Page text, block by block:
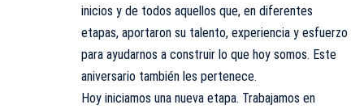
inicios y de todos aquellos que, en diferentes
etapas, aportaron su talento, experiencia y esfuerzo
para ayudarnos a construir lo que hoy somos. Este
aniversario también les pertenece.
Hoy iniciamos una nueva etapa. Trabajamos en